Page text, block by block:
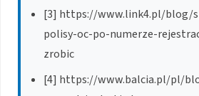
[3] https://www.link4.pl/blog/
polisy-oc-po-numerze-
zrobic
[4] https://www.balcia.pl/pl/